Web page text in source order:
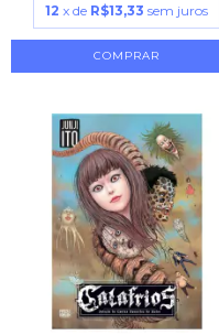
12 x de R$13,33 sem juros